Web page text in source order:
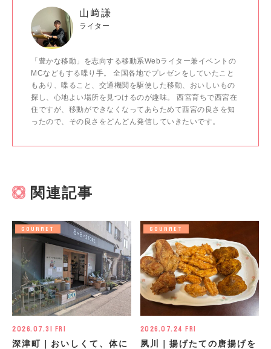
山﨑謙
ライター
「豊かな移動」を志向する移動系Webライター兼イベントの
MCなどもする喋り手。 全国各地でプレゼンをしていたこと
もあり、喋ること、交通機関を駆使した移動、おいしいもの
探し、心地よい場所を見つけるのが趣味。 西宮育ちで西宮在
住ですが、移動ができなくなってあらためて西宮の良さを知
ったので、その良さをどんどん発信していきたいです。
関連記事
GOURMET
2026.07.31 Fri
深津町｜おいしくて、体に
GOURMET
2026.07.24 Fri
夙川｜揚げたての唐揚げを